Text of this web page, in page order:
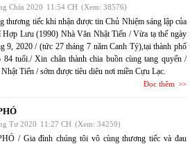
Chín 2020 11:54 CH (Xem: 38576)
thương tiếc khi nhận được tin Chủ Nhiệm sáng lập của
Hợp Lưu (1990) Nhà Văn Nhật Tiến / Vừa tạ thế ngày
9, 2020 / (tức 27 tháng 7 năm Canh Tý),tại thành phố
tuổi./ Xin chân thành chia buồn cùng tang quyến /
Tiến / sớm được tiêu diêu nơi miền Cựu Lạc.
Đọc thêm
Tư 2020 11:27 CH (Xem: 34259)
/ Gia đình chúng tôi vô cùng thương tiếc và đau